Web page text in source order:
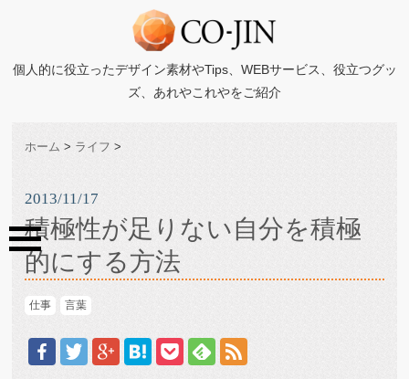
個人的に役立ったデザイン素材やTips、WEBサービス、役立つグッ
ズ、あれやこれやをご紹介
ホーム > ライフ >
2013/11/17
積極性が足りない自分を積極
的にする方法
仕事 言葉